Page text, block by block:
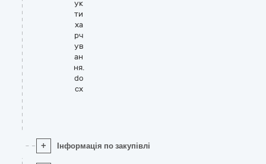
ук
ти
ха
рч
ув
ан
ня.
do
cx
+ Інформація по закупівлі